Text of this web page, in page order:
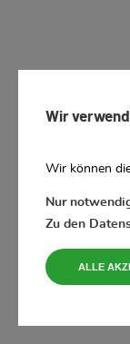
Wir
Wir können
Nur
Zu den
ALLE